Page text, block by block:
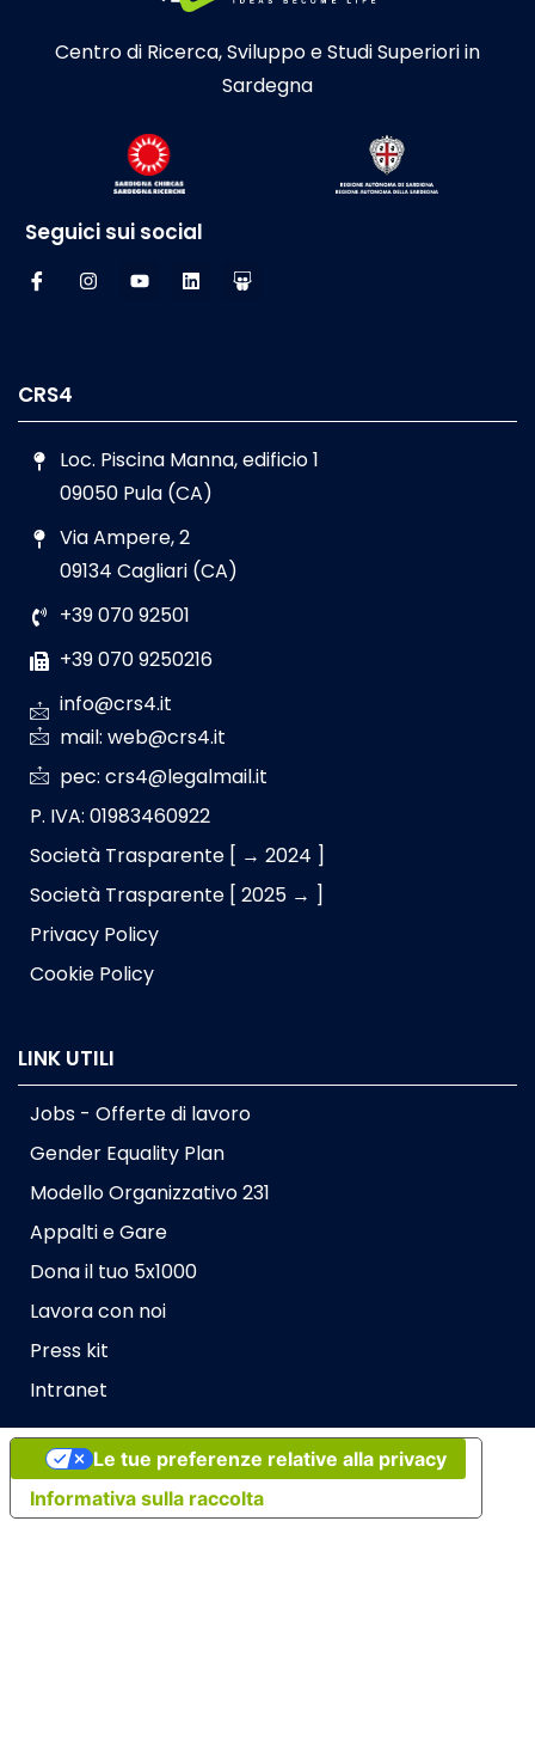
Centro di Ricerca, Sviluppo e Studi Superiori in
Sardegna
Seguici sui social
CRS4
Loc. Piscina Manna, edificio 1
09050 Pula (CA)
Via Ampere, 2
09134 Cagliari (CA)
+39 070 92501
+39 070 9250216
info@crs4.it
mail: web@crs4.it
pec: crs4@legalmail.it
P. IVA: 01983460922
Società Trasparente [ → 2024 ]
Società Trasparente [ 2025 → ]
Privacy Policy
Cookie Policy
LINK UTILI
Jobs - Offerte di lavoro
Gender Equality Plan
Modello Organizzativo 231
Appalti e Gare
Dona il tuo 5x1000
Lavora con noi
Press kit
Intranet
Informativa sulla raccolta
Le tue preferenze relative alla privacy